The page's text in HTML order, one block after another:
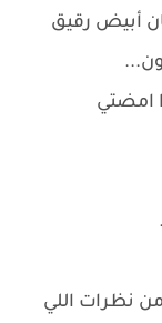
أبيض رقيق
امضتي
نظرات اللي